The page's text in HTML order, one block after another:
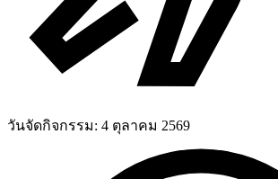
วันจัดกิจกรรม: 4 ตุลาคม 2569